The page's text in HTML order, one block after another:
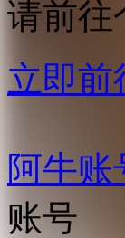
请前往
立即前
阿牛账
账号